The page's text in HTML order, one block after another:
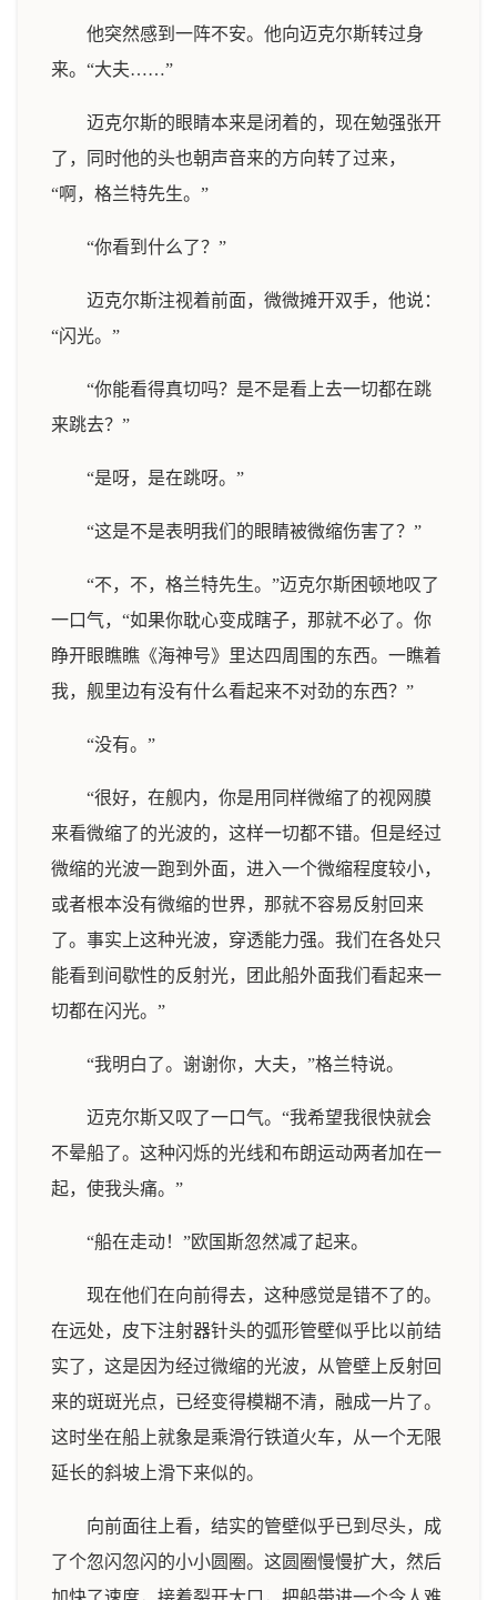
他突然感到一阵不安。他向迈克尔斯转过身
来。“大夫……”
迈克尔斯的眼睛本来是闭着的，现在勉强张开
了，同时他的头也朝声音来的方向转了过来，
“啊，格兰特先生。”
“你看到什么了？”
迈克尔斯注视着前面，微微摊开双手，他说：
“闪光。”
“你能看得真切吗？是不是看上去一切都在跳
来跳去？”
“是呀，是在跳呀。”
“这是不是表明我们的眼睛被微缩伤害了？”
“不，不，格兰特先生。”迈克尔斯困顿地叹了
一口气，“如果你耽心变成瞎子，那就不必了。你
睁开眼瞧瞧《海神号》里达四周围的东西。一瞧着
我，舰里边有没有什么看起来不对劲的东西？”
“没有。”
“很好，在舰内，你是用同样微缩了的视网膜
来看微缩了的光波的，这样一切都不错。但是经过
微缩的光波一跑到外面，进入一个微缩程度较小，
或者根本没有微缩的世界，那就不容易反射回来
了。事实上这种光波，穿透能力强。我们在各处只
能看到间歇性的反射光，团此船外面我们看起来一
切都在闪光。”
“我明白了。谢谢你，大夫，”格兰特说。
迈克尔斯又叹了一口气。“我希望我很快就会
不晕船了。这种闪烁的光线和布朗运动两者加在一
起，使我头痛。”
“船在走动！”欧国斯忽然减了起来。
现在他们在向前得去，这种感觉是错不了的。
在远处，皮下注射器针头的弧形管壁似乎比以前结
实了，这是因为经过微缩的光波，从管壁上反射回
来的斑斑光点，已经变得模糊不清，融成一片了。
这时坐在船上就象是乘滑行铁道火车，从一个无限
延长的斜坡上滑下来似的。
向前面往上看，结实的管壁似乎已到尽头，成
了个忽闪忽闪的小小圆圈。这圆圈慢慢扩大，然后